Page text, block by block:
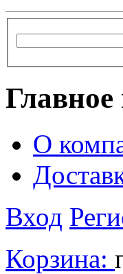
О
Вход
Корзина: